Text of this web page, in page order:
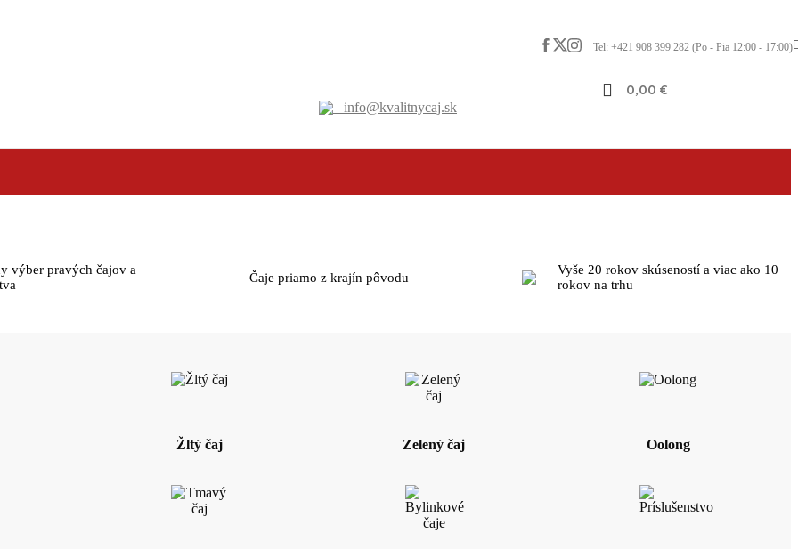
Tel: +421 908 399 282 (Po - Pia 12:00 - 17:00)
info@kvalitnycaj.sk
0,00 €
výber pravých čajov a
Čaje priamo z krajín pôvodu
Vyše 20 rokov skúseností a viac ako 10
rokov na trhu
Žltý čaj Zelený čaj Oolong